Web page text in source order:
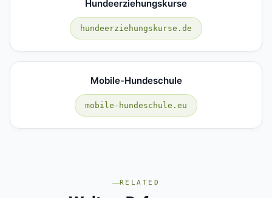
Hundeerziehungskurse
hundeerziehungskurse.de
Mobile-Hundeschule
mobile-hundeschule.eu
RELATED